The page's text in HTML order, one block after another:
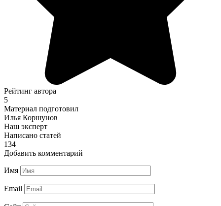
Рейтинг автора
5
Материал подготовил
Илья Коршунов
Наш эксперт
Написано статей
134
Добавить комментарий
Имя
Email